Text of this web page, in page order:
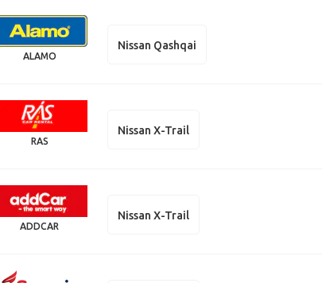
ALAMO
Nissan Qashqai
RAS
Nissan X-Trail
ADDCAR
Nissan X-Trail